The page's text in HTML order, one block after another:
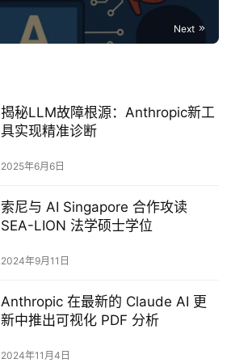
Next
揭秘LLM故障根源：Anthropic新工
具实现精准诊断‌
2025年6月6日
索尼与 AI Singapore 合作攻读
SEA-LION 法学硕士学位
2024年9月11日
Anthropic 在最新的 Claude AI 更
新中推出可视化 PDF 分析
2024年11月4日